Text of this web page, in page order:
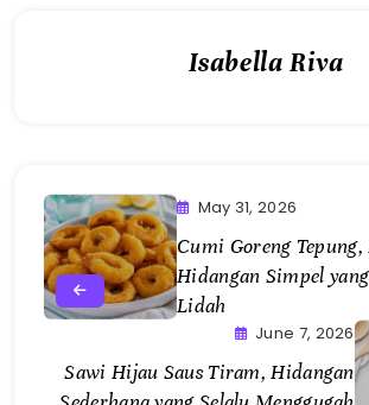
Isabella Riva
May 31, 2026
Cumi Goreng Tepung,
Hidangan Simpel
Lidah
June 7, 2026
Sawi Hijau Saus Tiram, Hidangan